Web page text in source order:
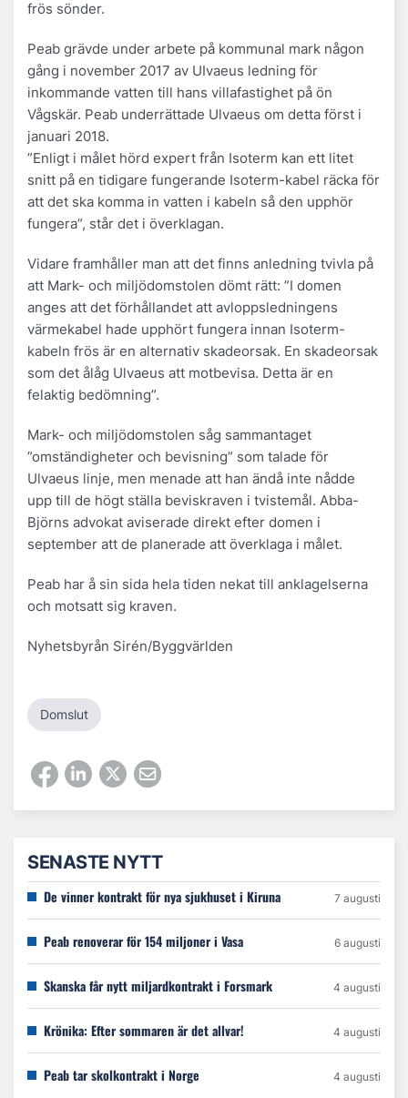
frös sönder.
Peab grävde under arbete på kommunal mark någon
gång i november 2017 av UIvaeus ledning för
inkommande vatten till hans villafastighet på ön
Vågskär. Peab underrättade Ulvaeus om detta först i
januari 2018.
”Enligt i målet hörd expert från Isoterm kan ett litet
snitt på en tidigare fungerande Isoterm-kabel räcka för
att det ska komma in vatten i kabeln så den upphör
fungera”, står det i överklagan.
Vidare framhåller man att det finns anledning tvivla på
att Mark- och miljödomstolen dömt rätt: ”I domen
anges att det förhållandet att avloppsledningens
värmekabel hade upphört fungera innan Isoterm-
kabeln frös är en alternativ skadeorsak. En skadeorsak
som det ålåg Ulvaeus att motbevisa. Detta är en
felaktig bedömning”.
Mark- och miljödomstolen såg sammantaget
”omständigheter och bevisning” som talade för
Ulvaeus linje, men menade att han ändå inte nådde
upp till de högt ställa beviskraven i tvistemål. Abba-
Björns advokat aviserade direkt efter domen i
september att de planerade att överklaga i målet.
Peab har å sin sida hela tiden nekat till anklagelserna
och motsatt sig kraven.
Nyhetsbyrån Sirén/Byggvärlden
Domslut
SENASTE NYTT
De vinner kontrakt för nya sjukhuset i Kiruna 7 augusti
Peab renoverar för 154 miljoner i Vasa 6 augusti
Skanska får nytt miljardkontrakt i Forsmark 4 augusti
Krönika: Efter sommaren är det allvar! 4 augusti
Peab tar skolkontrakt i Norge 4 augusti